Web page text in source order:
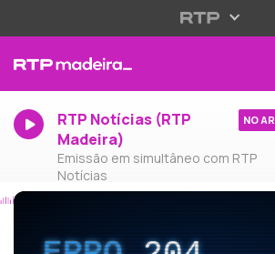
RTP Notícias (RTP
Madeira)
Emissão em simultâneo com RTP
Notícias
NO AR